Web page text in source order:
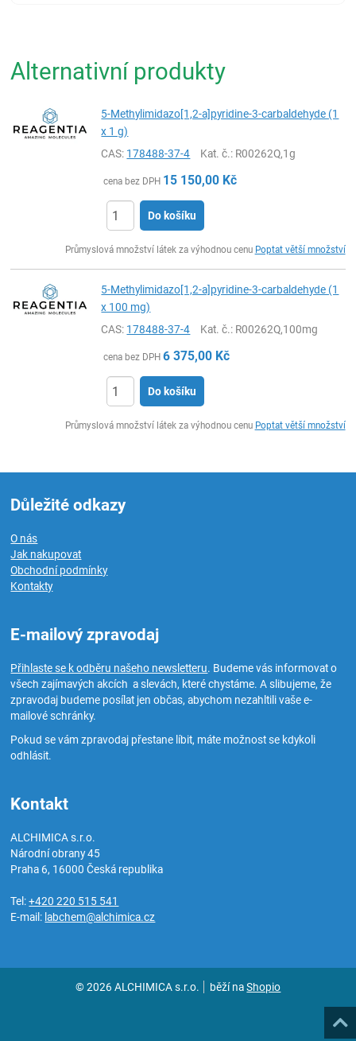
Alternativní produkty
5-Methylimidazo[1,2-a]pyridine-3-carbaldehyde (1
x 1 g)
CAS: 178488-37-4 Kat. č.: R00262Q,1g
cena bez DPH 15 150,00 Kč
Do košíku
Průmyslová množství látek za výhodnou cenu Poptat větší množství
5-Methylimidazo[1,2-a]pyridine-3-carbaldehyde (1
x 100 mg)
CAS: 178488-37-4 Kat. č.: R00262Q,100mg
cena bez DPH 6 375,00 Kč
Do košíku
Průmyslová množství látek za výhodnou cenu Poptat větší množství
Důležité odkazy
O nás
Jak nakupovat
Obchodní podmínky
Kontakty
E-mailový zpravodaj
Přihlaste se k odběru našeho newsletteru. Budeme vás informovat o
všech zajímavých akcích a slevách, které chystáme. A slibujeme, že
zpravodaj budeme posílat jen občas, abychom nezahltili vaše e-
mailové schránky.
Pokud se vám zpravodaj přestane líbit, máte možnost se kdykoli
odhlásit.
Kontakt
ALCHIMICA s.r.o.
Národní obrany 45
Praha 6, 16000Česká republika
Tel:+420 220 515 541
E-mail: labchem@alchimica.cz
© 2026 ALCHIMICA s.r.o. běží naShopio